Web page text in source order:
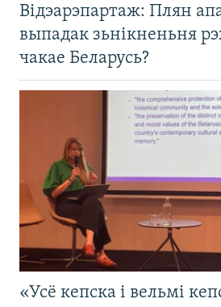
Відэарэпартаж: Плян
выпадак зьнікненьня
чакае Беларусь?
«Усё кепска і вельмі